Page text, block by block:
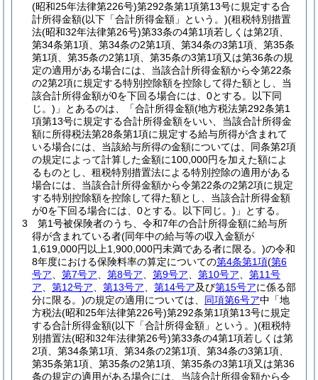
(昭和25年法律第226号)第292条第1項第13号に規定する合
計所得金額(以下「合計所得金額」という。)(租税特別措置
法(昭和32年法律第26号)第33条の4第1項若しくは第2項、
第34条第1項、第34条の2第1項、第34条の3第1項、第35条
第1項、第35条の2第1項、第35条の3第1項又は第36条の規
定の適用がある場合には、当該合計所得金額から令第22条
の2第2項に規定する特別控除額を控除して得た額とし、当
該合計所得金額が0を下回る場合には、0とする。以下同
じ。) 」とあるのは、「合計所得金額(地方税法第292条第1
項第13号に規定する合計所得金額をいい、当該合計所得金
額に所得税法第28条第1項に規定する給与所得が含まれて
いる場合には、当該給与所得の金額については、同条第2項
の規定によって計算した金額に100,000円を加えた額によ
るものとし、租税特別措置法による特別控除の適用がある
場合には、当該合計所得金額から令第22条の2第2項に規定
する特別控除額を控除して得た額とし、当該合計所得金額
が0を下回る場合には、0とする。以下同じ。) 」とする。
3
第1号被保険者のうち、令和7年の合計所得金額に給与所
得が含まれている者(同年中の給与等の収入金額が
1,619,000円以上1,900,000円未満である者に限る。)の令和
8年度における保険料率の算定についての第4条第1項(第6
号ア
第7号ア 第8号ア 第9号ア 第10号ア
第11号
ア
第12号ア 第13号ア 第14号ア及び第15号アに係る部
分に限る。)の規定の適用については、 同項第6号ア中「地
方税法(昭和25年法律第226号)第292条第1項第13号に規定
する合計所得金額(以下「合計所得金額」という。)(租税特
別措置法(昭和32年法律第26号)第33条の4第1項若しくは第
2項、第34条第1項、第34条の2第1項、第34条の3第1項、
第35条第1項、第35条の2第1項、第35条の3第1項又は第36
条の規定の適用がある場合には、当該合計所得金額から令